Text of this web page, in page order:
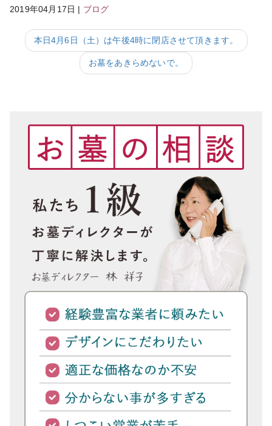
2019年04月17日 | ブログ
本日4月6日（土）は午後4時に閉店させて頂きます。
お墓をあきらめないで。